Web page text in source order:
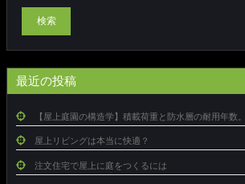
検索
最近の投稿
【屋上庭園の構造学】積載荷重と防水層の耐用年数。
屋上リビングは本当に快適？
注文住宅で屋上に庭をつくるには